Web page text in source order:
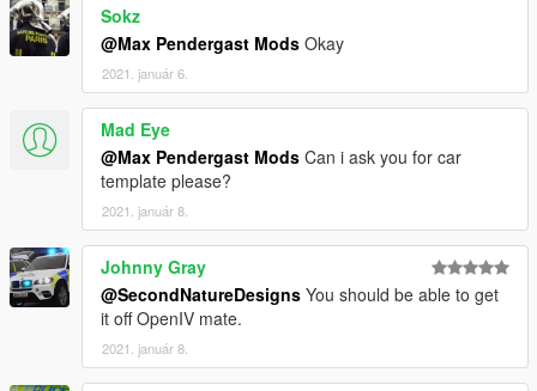
Sokz
@Max Pendergast Mods Okay
2021. január 6.
Mad Eye
@Max Pendergast Mods Can i ask you for car
template please?
2021. január 8.
Johnny Gray
@SecondNatureDesigns You should be able to get
it off OpenIV mate.
2021. január 8.